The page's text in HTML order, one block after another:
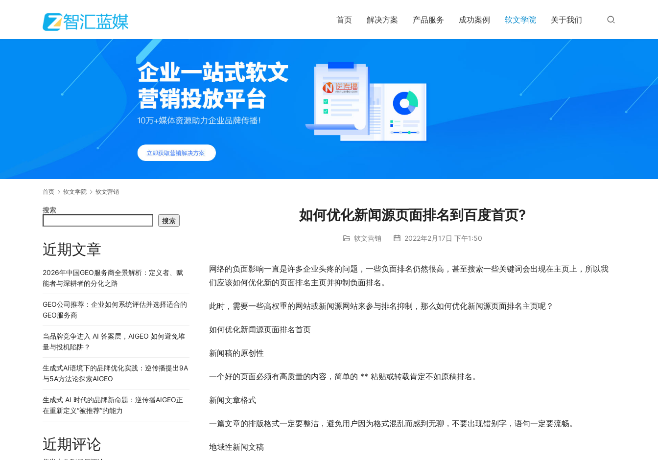
首页 解决方案 产品服务 成功案例 软文学院 关于我们
首页 软文学院 软文营销
如何优化新闻源页面排名到百度首页?
软文营销 2022年2月17日 下午1:50
网络的负面影响一直是许多企业头疼的问题，一些负面排名仍然很高，甚至搜索一些关键词会出现在主页上，所以我
们应该如何优化新的页面排名主页并抑制负面排名。
此时，需要一些高权重的网站或新闻源网站来参与排名抑制，那么如何优化新闻源页面排名主页呢？
如何优化新闻源页面排名首页
新闻稿的原创性
一个好的页面必须有高质量的内容，简单的 ** 粘贴或转载肯定不如原稿排名。
新闻文章格式
一篇文章的排版格式一定要整洁，避免用户因为格式混乱而感到无聊，不要出现错别字，语句一定要流畅。
地域性新闻文稿
搜索
搜索
近期文章
2026年中国GEO服务商全景解析：定义者、赋
能者与深耕者的分化之路
GEO公司推荐：企业如何系统评估并选择适合的
GEO服务商
当品牌竞争进入 AI 答案层，AIGEO 如何避免堆
量与投机陷阱？
生成式AI语境下的品牌优化实践：逆传播提出9A
与5A方法论探索AIGEO
生成式 AI 时代的品牌新命题：逆传播AIGEO正
在重新定义“被推荐”的能力
近期评论